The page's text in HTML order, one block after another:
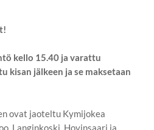
kello 15.40 ja varattu
kisan jälkeen ja se maksetaan
ovat jaoteltu Kymijokea
Langinkoski, Hovinsaari ja